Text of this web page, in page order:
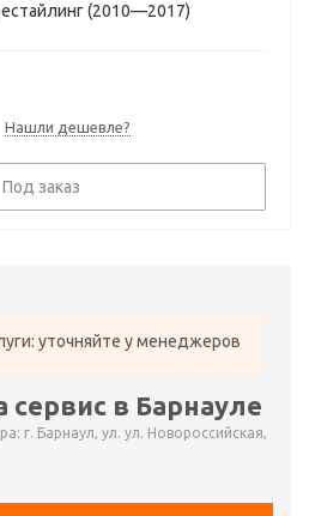
(2010—2017)
Нашли дешевле?
Под заказ
уточняйте у менеджеров
сервис в Барнауле
г. Барнаул, ул. ул. Новороссийская,